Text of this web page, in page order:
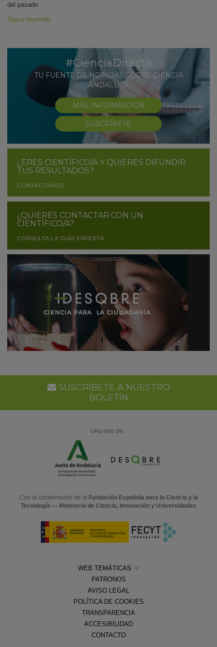
del pasado.
Sigue leyendo
#CienciaDirecta
TU FUENTE DE NOTICIAS SOBRE CIENCIA
ANDALUZA
MÁS INFORMACIÓN
SUSCRÍBETE
¿ERES CIENTÍFICO/A Y QUIERES DIFUNDIR
TUS RESULTADOS?
CONTÁCTANOS
¿QUIERES CONTACTAR CON UN
CIENTÍFICO/A?
CONSULTA LA GUÍA EXPERTA
SUSCRÍBETE A NUESTRO
BOLETÍN
Una web de:
Con la colaboración de la Fundación Española para la Ciencia y la
Tecnología — Ministerio de Ciencia, Innovación y Universidades
WEB TEMÁTICAS
PATRONOS
AVISO LEGAL
POLÍTICA DE COOKIES
TRANSPARENCIA
ACCESIBILIDAD
CONTACTO